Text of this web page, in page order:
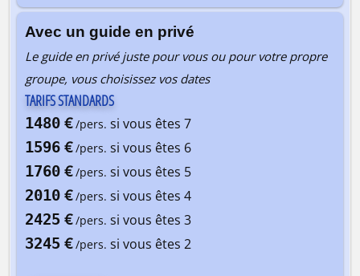
Avec un guide en privé
Le guide en privé juste pour vous ou pour votre propre
groupe, vous choisissez vos dates
TARIFS STANDARDS
1480 € /pers. si vous êtes 7
1596 € /pers. si vous êtes 6
1760 € /pers. si vous êtes 5
2010 € /pers. si vous êtes 4
2425 € /pers. si vous êtes 3
3245 € /pers. si vous êtes 2